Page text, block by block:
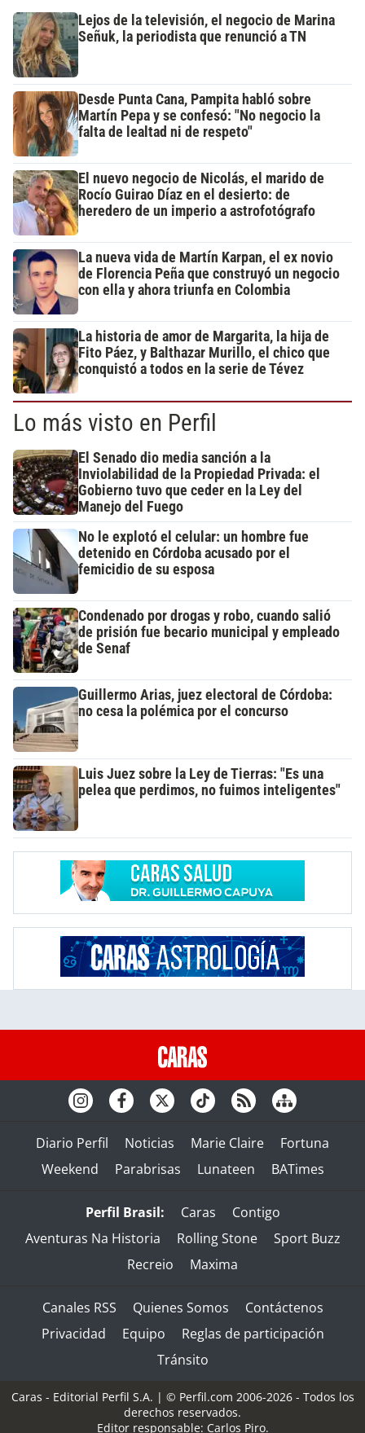
Lejos de la televisión, el negocio de Marina
Señuk, la periodista que renunció a TN
Desde Punta Cana, Pampita habló sobre
Martín Pepa y se confesó: "No negocio la
falta de lealtad ni de respeto"
El nuevo negocio de Nicolás, el marido de
Rocío Guirao Díaz en el desierto: de
heredero de un imperio a astrofotógrafo
La nueva vida de Martín Karpan, el ex novio
de Florencia Peña que construyó un negocio
con ella y ahora triunfa en Colombia
La historia de amor de Margarita, la hija de
Fito Páez, y Balthazar Murillo, el chico que
conquistó a todos en la serie de Tévez
Lo más visto en Perfil
El Senado dio media sanción a la
Inviolabilidad de la Propiedad Privada: el
Gobierno tuvo que ceder en la Ley del
Manejo del Fuego
No le explotó el celular: un hombre fue
detenido en Córdoba acusado por el
femicidio de su esposa
Condenado por drogas y robo, cuando salió
de prisión fue becario municipal y empleado
de Senaf
Guillermo Arias, juez electoral de Córdoba:
no cesa la polémica por el concurso
Luis Juez sobre la Ley de Tierras: "Es una
pelea que perdimos, no fuimos inteligentes"
Diario Perfil Noticias Marie Claire
Fortuna
Weekend
Parabrisas Lunateen BATimes
Perfil Brasil: Caras
Contigo
Aventuras Na Historia
Rolling Stone
Sport Buzz
Recreio
Maxima
Canales RSS Quienes Somos
Contáctenos
Privacidad
Equipo
Reglas de participación
Tránsito
Caras - Editorial Perfil S.A. | © Perfil.com 2006-2026 - Todos los
derechos reservados.
Editor responsable: Carlos Piro.